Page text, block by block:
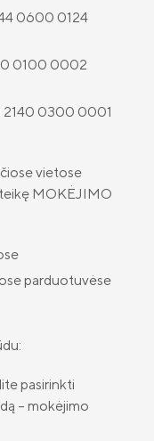
DUK
Insurance Group
politika
privatumo politika
pinigų plovimo ir
tvarka
politika
politika
atsisakymas
0600 0124
0100 0002
2140 0300 0001
vietose
MOKĖJIMO
parduotuvėse
pasirinkti
– mokėjimo